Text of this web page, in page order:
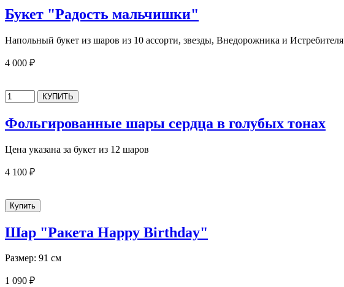
Букет "Радость мальчишки"
Напольный букет из шаров из 10 ассорти, звезды, Внедорожника и Истребителя
4 000 ₽
Фольгированные шары сердца в голубых тонах
Цена указана за букет из 12 шаров
4 100 ₽
Шар "Ракета Happy Birthday"
Размер: 91 см
1 090 ₽